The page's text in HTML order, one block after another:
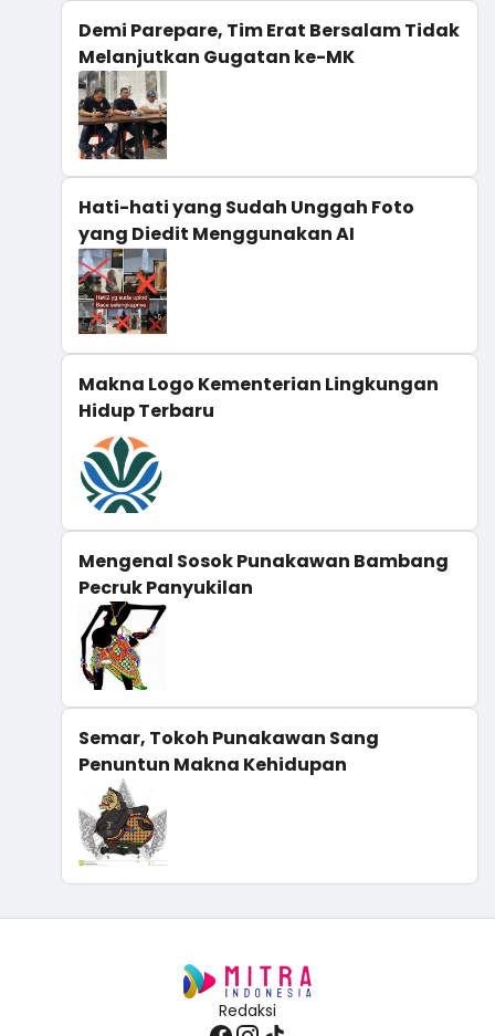
Demi Parepare, Tim Erat Bersalam Tidak
Melanjutkan Gugatan ke-MK
Hati-hati yang Sudah Unggah Foto
yang Diedit Menggunakan AI
Makna Logo Kementerian Lingkungan
Hidup Terbaru
Mengenal Sosok Punakawan Bambang
Pecruk Panyukilan
Semar, Tokoh Punakawan Sang
Penuntun Makna Kehidupan
Redaksi